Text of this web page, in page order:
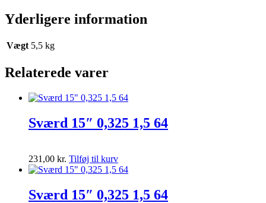
Yderligere information
Vægt 5,5 kg
Relaterede varer
Sværd 15″ 0,325 1,5 64
231,00 kr. Tilføj til kurv
Sværd 15″ 0,325 1,5 64